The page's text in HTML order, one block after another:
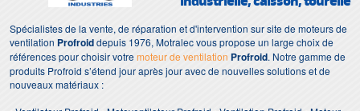
Spécialistes de la vente, de réparation et d'intervention sur site de moteurs de
ventilation Profroiddepuis 1976, Motralec vous propose un large choix de
références pour choisir votremoteur de ventilation Profroid. Notre gamme de
produits Profroid s’étend jour après jour avec de nouvelles solutions et de
nouveaux matériaux :